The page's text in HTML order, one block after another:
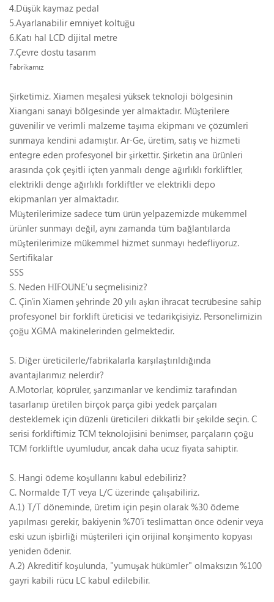
4.Düşük kaymaz pedal
5.Ayarlanabilir emniyet koltuğu
6.Katı hal LCD dijital metre
7.Çevre dostu tasarım
Fabrikamız
Şirketimiz. Xiamen meşalesi yüksek teknoloji bölgesinin
Xiangani sanayi bölgesinde yer almaktadır. Müşterilere
güvenilir ve verimli malzeme taşıma ekipmanı ve çözümleri
sunmaya kendini adamıştır. Ar-Ge, üretim, satış ve hizmeti
entegre eden profesyonel bir şirkettir. Şirketin ana ürünleri
arasında çok çeşitli içten yanmalı denge ağırlıklı forkliftler,
elektrikli denge ağırlıklı forkliftler ve elektrikli depo
ekipmanları yer almaktadır.
Müşterilerimize sadece tüm ürün yelpazemizde mükemmel
ürünler sunmayı değil, aynı zamanda tüm bağlantılarda
müşterilerimize mükemmel hizmet sunmayı hedefliyoruz.
Sertifikalar
SSS
S. Neden HIFOUNE'u seçmelisiniz?
C. Çin'in Xiamen şehrinde 20 yılı aşkın ihracat tecrübesine sahip
profesyonel bir forklift üreticisi ve tedarikçisiyiz. Personelimizin
çoğu XGMA makinelerinden gelmektedir.
S. Diğer üreticilerle/fabrikalarla karşılaştırıldığında
avantajlarımız nelerdir?
A.Motorlar, köprüler, şanzımanlar ve kendimiz tarafından
tasarlanıp üretilen birçok parça gibi yedek parçaları
desteklemek için düzenli üreticileri dikkatli bir şekilde seçin. C
serisi forkliftimiz TCM teknolojisini benimser, parçaların çoğu
TCM forkliftle uyumludur, ancak daha ucuz fiyata sahiptir.
S. Hangi ödeme koşullarını kabul edebiliriz?
C. Normalde T/T veya L/C üzerinde çalışabiliriz.
A.1) T/T döneminde, üretim için peşin olarak %30 ödeme
yapılması gerekir, bakiyenin %70'i teslimattan önce ödenir veya
eski uzun işbirliği müşterileri için orijinal konşimento kopyası
yeniden ödenir.
A.2) Akreditif koşulunda, "yumuşak hükümler" olmaksızın %100
gayri kabili rücu LC kabul edilebilir.